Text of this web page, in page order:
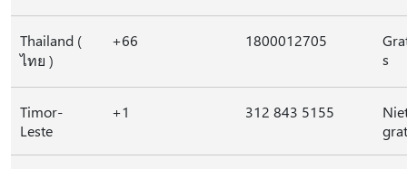
Thailand (
ไทย )
+66 1800012705
s
Timor-
Leste
+1 312 843 5155